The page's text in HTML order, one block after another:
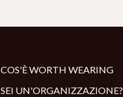
COS'È WORTH WEARING
SEI UN'ORGANIZZAZIONE?